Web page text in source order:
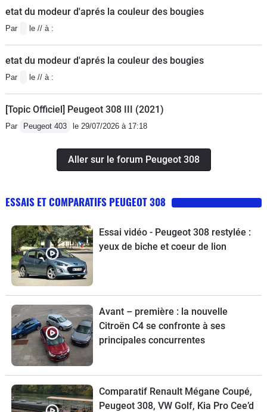
etat du modeur d'aprés la couleur des bougies
Par le // à :
etat du modeur d'aprés la couleur des bougies
Par le // à :
[Topic Officiel] Peugeot 308 III (2021)
Par Peugeot 403 le 29/07/2026 à 17:18
Aller sur le forum Peugeot 308
ESSAIS ET COMPARATIFS PEUGEOT 308
Essai vidéo - Peugeot 308 restylée :
yeux de biche et coeur de lion
Avant – première : la nouvelle
Citroën C4 se confronte à ses
principales concurrentes
Comparatif Renault Mégane Coupé,
Peugeot 308, VW Golf, Kia Pro Cee’d